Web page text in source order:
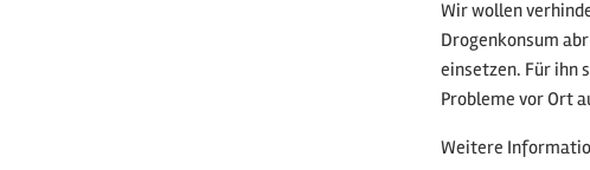
Wir wollen
Drogenkonsum
einsetzen. Für ihn
Probleme vor Ort
Weitere